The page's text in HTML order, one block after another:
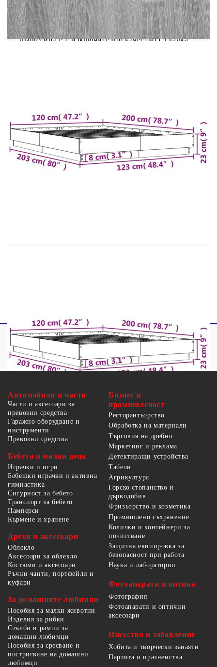
Получете по-спокоен нощен сън с тази рамка за
легло! Тя е приветливо допълнение към всяка
спалня. Издръжлив материал: Инженерната
дървесина е с изключително качество с гладка
знаете:Матракът не е включен в това легло.
Предлагаме разнообразна селекция от матраци.
Можете да разгледате нашия магазин за
подходящ матрак.Тази рамка за легло е с
ламелна основа и включва летвите.
Цвят: Сив сонома
Автомобили и части
Части и аксесоари за
превозни средства
Гаражно оборудване и
инструменти
Превозни средства
Бебета и малки деца
Играчки и игри
Бебешки играчки и активна
гимнастика
Сигурност за бебето
Транспорт за бебето
Памперси
Кърмене и хранене
Дрехи и аксесоари
Облекло
Аксесоари за облекло
Костюми и аксесоари
Ръчни чанти, портфейли и
куфари
За домашните любимци
Пособия за малки животни
Изделия за рибки
Стълби и рампи за
домашни любимци
Пособия за сресване и
постригване на домашни
любимци
Бизнес и
промишленост
Ресторантьорство
Обработка на материали
Търговия на дребно
Маркетинг и реклама
Детектиращи устройства
Табели
Агрикултура
Горско стопанство и
дърводобив
Фризьорство и козметика
Промишлено съхранение
Колички и контейнери за
почистване
Защитна екипировка за
безопасност при работа
Наука и лаборатории
Фотоапарати и оптика
Фотография
Фотоапарати и оптични
аксесоари
Изкуство и забавление
Хобита и творчески занаяти
Партита и празненства